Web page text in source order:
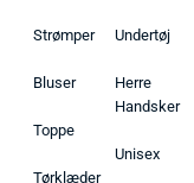
Strømper
Bluser
Toppe
Tørklæder
Undertøj
Herre
Handsker
Unisex